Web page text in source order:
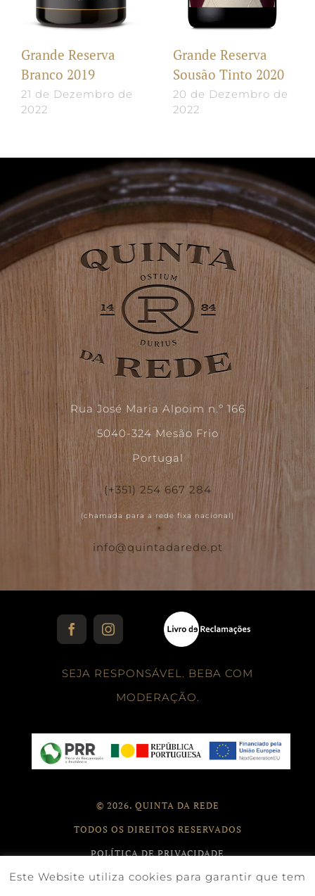
Grande Reserva
Branco 2019
21 de Dezembro de
2022
Grande Reserva
Sousão Tinto 2020
20 de Dezembro de
2022
Rua José Maria Alpoim n.º 166
5040-324 Mesão Frio
Portugal
(+351) 254 667 284
(chamada para a rede fixa nacional)
info@quintadarede.pt
FacebookInstagram
SEJA RESPONSÁVEL. BEBA COM
MODERAÇÃO.
© 2026. QUINTA DA REDE
TODOS OS DIREITOS RESERVADOS
POLÍTICA DE PRIVACIDADE
POLÍTICA DE COOKIES
Este Website utiliza cookies para garantir que tem